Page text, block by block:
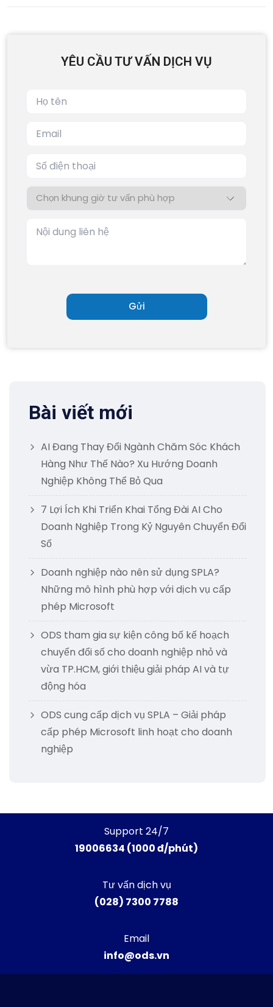
YÊU CẦU TƯ VẤN DỊCH VỤ
Bài viết mới
AI Đang Thay Đổi Ngành Chăm Sóc Khách
Hàng Như Thế Nào? Xu Hướng Doanh
Nghiệp Không Thể Bỏ Qua
7 Lợi Ích Khi Triển Khai Tổng Đài AI Cho
Doanh Nghiệp Trong Kỷ Nguyên Chuyển Đổi
Số
Doanh nghiệp nào nên sử dụng SPLA?
Những mô hình phù hợp với dịch vụ cấp
phép Microsoft
ODS tham gia sự kiện công bố kế hoạch
chuyển đổi số cho doanh nghiệp nhỏ và
vừa TP.HCM, giới thiệu giải pháp AI và tự
động hóa
ODS cung cấp dịch vụ SPLA – Giải pháp
cấp phép Microsoft linh hoạt cho doanh
nghiệp
Support 24/7
19006634 (1000 đ/phút)
Tư vấn dịch vụ
(028) 7300 7788
Email
info@ods.vn